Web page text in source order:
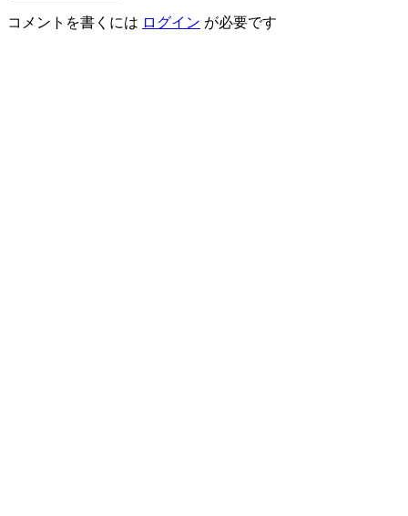
コメントを書くには ログイン が必要です